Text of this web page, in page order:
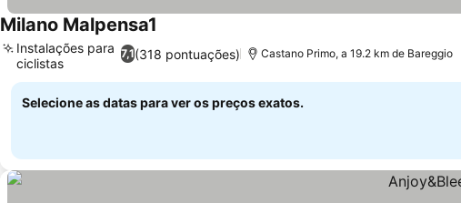
Milano Malpensa1
7,1(318 pontuações)
Instalações para
ciclistas
Castano Primo, a 19.2 km de Bareggio
Selecione as datas para ver os preços exatos.